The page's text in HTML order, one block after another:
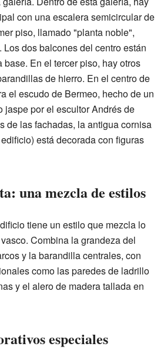
con una escalera semicircular de
piso, llamado "planta noble",
dos balcones del centro están
base. En el tercer piso, hay otros
de hierro. En el centro de
el escudo de Bermeo, hecho de un
jaspe por el escultor Andrés de
de las fachadas, la antigua cornisa
está decorada con figuras
una mezcla de estilos
tiene un estilo que mezcla lo
Combina la grandeza del
y la barandilla centrales, con
como las paredes de ladrillo
y el alero de madera tallada en
especiales